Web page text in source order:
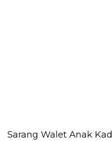
Sarang Walet Anak